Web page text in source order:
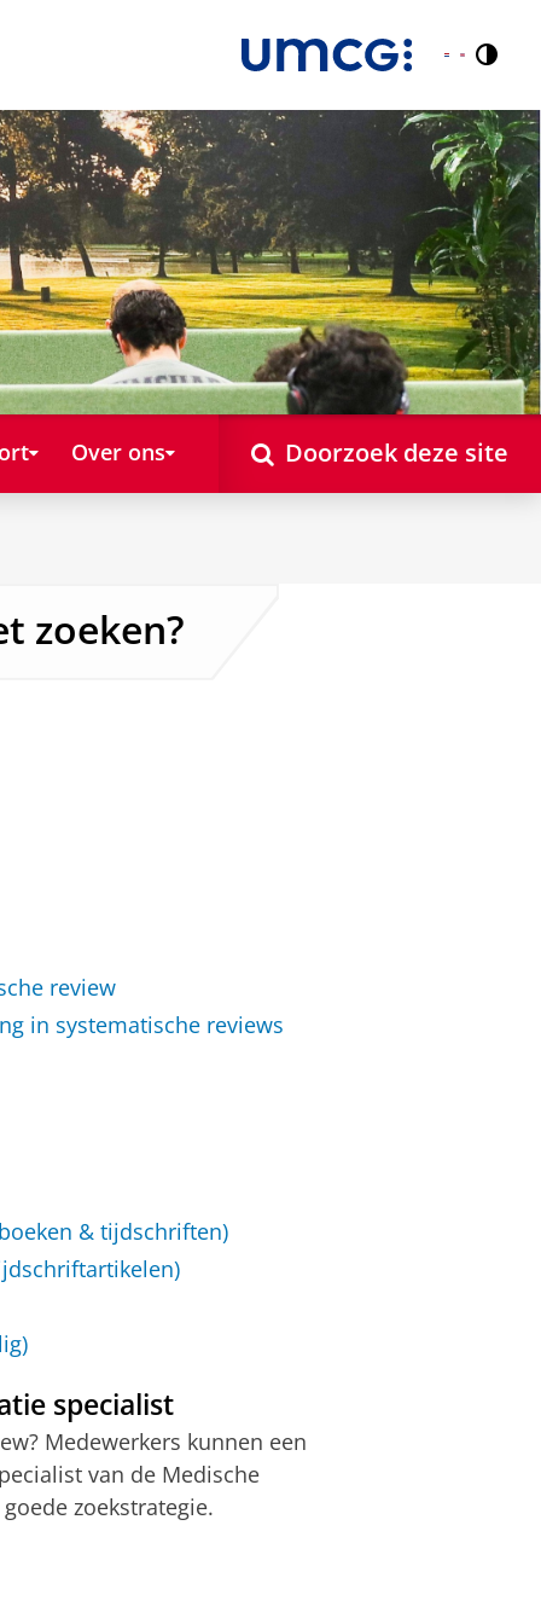
Nederlands
English
Over ons Doorzoek deze site
zoeken?
review
in systematische reviews
& tijdschriften)
specialist
Medewerkers kunnen een
van de Medische
zoekstrategie.